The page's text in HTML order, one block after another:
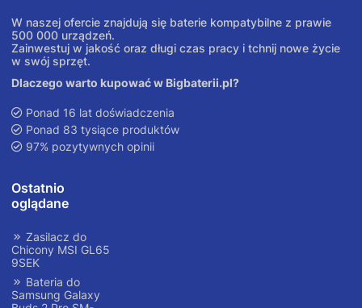
W naszej ofercie znajdują się baterie kompatybilne z prawie
500 000 urządzeń.
Zainwestuj w jakość oraz długi czas pracy i tchnij nowe życie
w swój sprzęt.
Dlaczego warto kupować w Bigbaterii.pl?
Ponad 16 lat doświadczenia
Ponad 83 tysiące produktów
97% pozytywnych opinii
Ostatnio
oglądane
Zasilacz do
Chicony MSI GL65
9SEK
Bateria do
Samsung Galaxy